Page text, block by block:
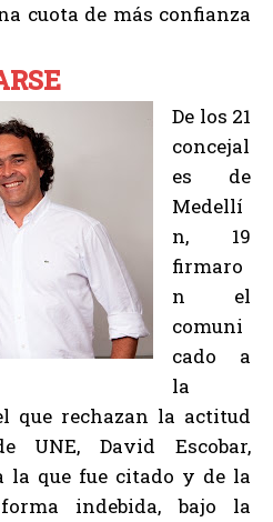
cuota de más confianza
De los 21
concejal
es de
Medellí
n, 19
firmaro
n el
comuni
cado a
la
que rechazan la actitud
UNE, David Escobar,
la que fue citado y de la
indebida, bajo la